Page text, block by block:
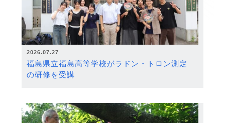
2026.07.27
福島県立福島高等学校がラドン・トロン測定
の研修を受講